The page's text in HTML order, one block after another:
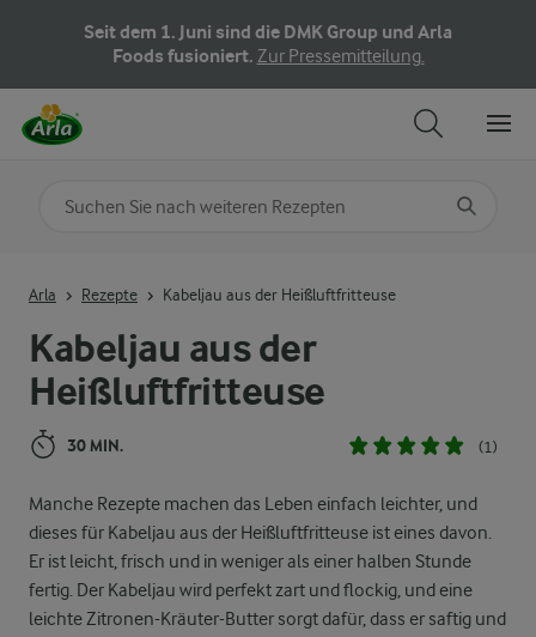
Seit dem 1. Juni sind die DMK Group und Arla
Foods fusioniert. Zur Pressemitteilung.
Kabeljau aus der
Heißluftfritteuse
30 MIN. (1)
Manche Rezepte machen das Leben einfach leichter, und
dieses für Kabeljau aus der Heißluftfritteuse ist eines davon.
Er ist leicht, frisch und in weniger als einer halben Stunde
fertig. Der Kabeljau wird perfekt zart und flockig, und eine
leichte Zitronen-Kräuter-Butter sorgt dafür, dass er saftig und
Arla Rezepte Kabeljau aus der Heißluftfritteuse
Nach Kategorie suchen